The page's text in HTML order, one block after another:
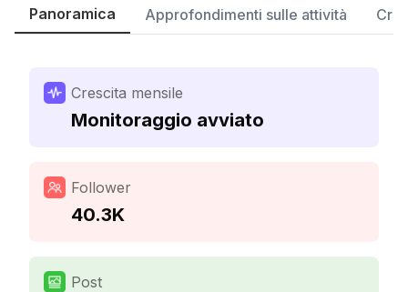
Panoramica Approfondimenti sulle attività
Crescita mensile
Monitoraggio avviato
Follower
40.3K
Post